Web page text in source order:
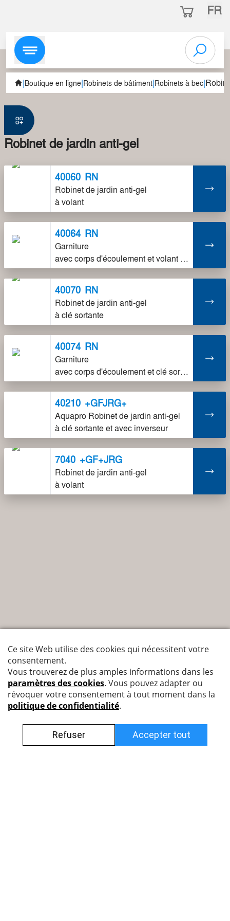
FR
|Boutique en ligne|Robinets de bâtiment|Robinets à bec|
Robinet de jardin anti-gel
40060 RN
Robinet de jardin anti-gel
à volant
40064 RN
Garniture
avec corps d'écoulement et volant métallique pour robinet de jardin anti-gel 4050/40060
40070 RN
Robinet de jardin anti-gel
à clé sortante
40074 RN
Garniture
avec corps d'écoulement et clé sortante pour robinet de jardin anti-gel 4052/40070
40210 +GFJRG+
Aquapro Robinet de jardin anti-gel
à clé sortante et avec inverseur
7040 +GF+JRG
Robinet de jardin anti-gel
à volant
Nyffenegger Armaturen AG
Leutschenbachstrasse 38